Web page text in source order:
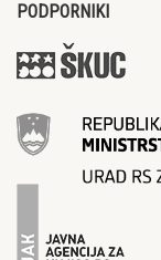
PODPORNIKI